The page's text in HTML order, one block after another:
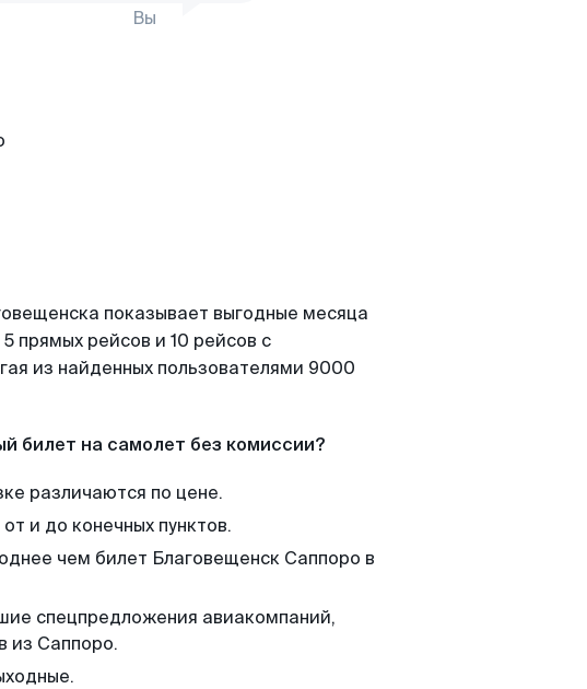
Вы
показывает выгодные месяца
прямых рейсов и 10 рейсов с
из найденных пользователями 9000
билет на самолет без комиссии?
различаются по цене.
и до конечных пунктов.
чем билет Благовещенск Саппоро в
спецпредложения авиакомпаний,
из Саппоро.